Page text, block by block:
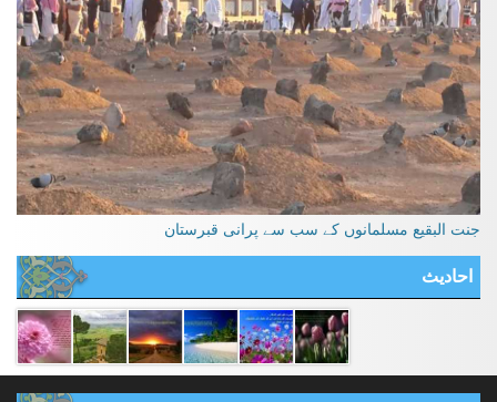
جنت البقیع مسلمانوں کے سب سے پرانی قبرستان
احادیث